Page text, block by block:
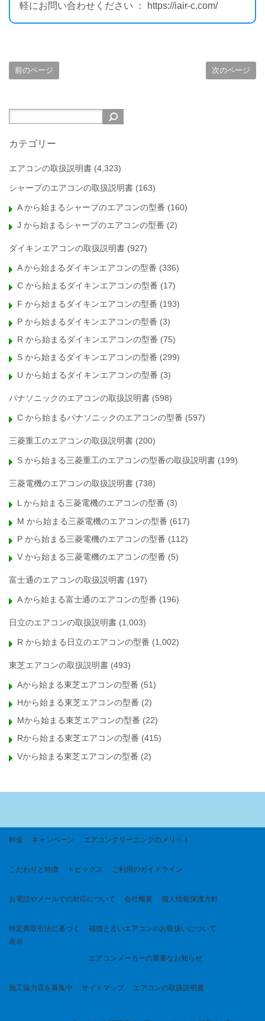
軽にお問い合わせください ： https://iair-c.com/
前のページ 次のページ
カテゴリー
エアコンの取扱説明書 (4,323)
シャープのエアコンの取扱説明書 (163)
A から始まるシャープのエアコンの型番 (160)
J から始まるシャープのエアコンの型番 (2)
ダイキンエアコンの取扱説明書 (927)
A から始まるダイキンエアコンの型番 (336)
C から始まるダイキンエアコンの型番 (17)
F から始まるダイキンエアコンの型番 (193)
P から始まるダイキンエアコンの型番 (3)
R から始まるダイキンエアコンの型番 (75)
S から始まるダイキンエアコンの型番 (299)
U から始まるダイキンエアコンの型番 (3)
パナソニックのエアコンの取扱説明書 (598)
C から始まるパナソニックのエアコンの型番 (597)
三菱重工のエアコンの取扱説明書 (200)
S から始まる三菱重工のエアコンの型番の取扱説明書 (199)
三菱電機のエアコンの取扱説明書 (738)
L から始まる三菱電機のエアコンの型番 (3)
M から始まる三菱電機のエアコンの型番 (617)
P から始まる三菱電機のエアコンの型番 (112)
V から始まる三菱電機のエアコンの型番 (5)
富士通のエアコンの取扱説明書 (197)
A から始まる富士通のエアコンの型番 (196)
日立のエアコンの取扱説明書 (1,003)
R から始まる日立のエアコンの型番 (1,002)
東芝エアコンの取扱説明書 (493)
Aから始まる東芝エアコンの型番 (51)
Hから始まる東芝エアコンの型番 (2)
Mから始まる東芝エアコンの型番 (22)
Rから始まる東芝エアコンの型番 (415)
Vから始まる東芝エアコンの型番 (2)
料金 キャンペーン エアコンクリーニングのメリット
こだわりと特徴 トピックス ご利用のガイドライン
お電話やメールでの対応について 会社概要 個人情報保護方針
特定商取引法に基づく
表示
補償と古いエアコンのお取扱いについて
エアコンメーカーの重要なお知らせ
施工協力店を募集中 サイトマップ エアコンの取扱説明書